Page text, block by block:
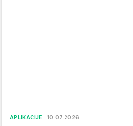
APLIKACIJE 10.07.2026.